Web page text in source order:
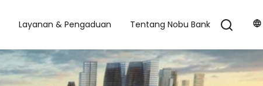
Layanan & Pengaduan Tentang Nobu Bank